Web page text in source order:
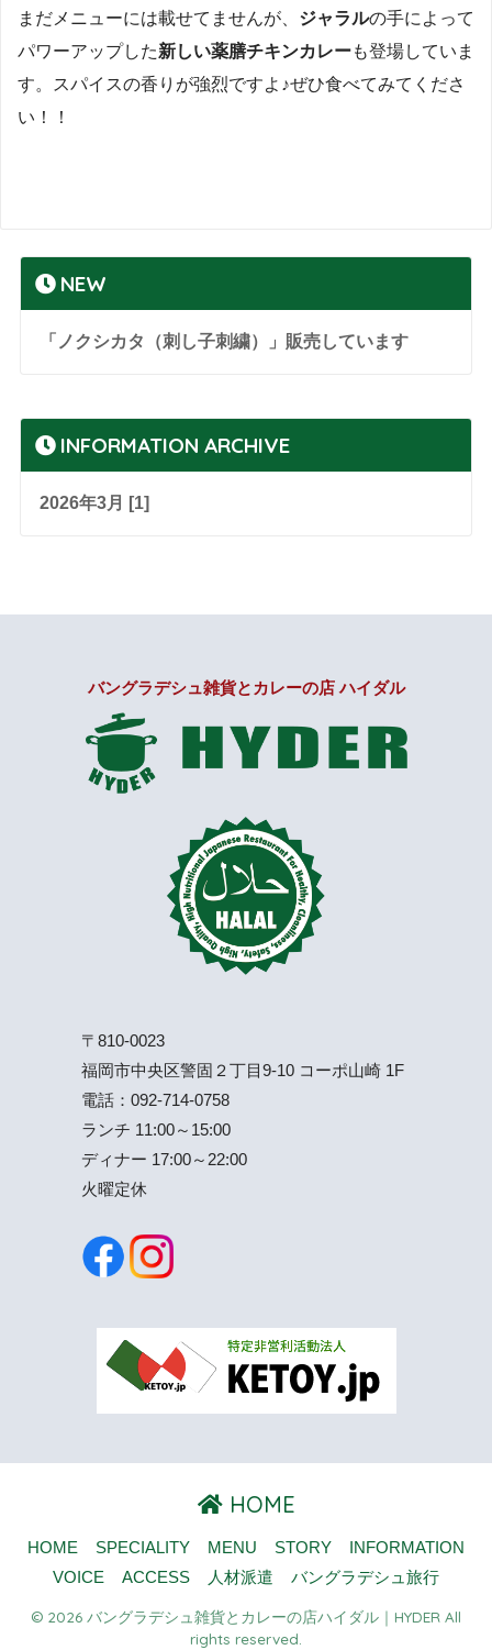
まだメニューには載せてませんが、 ジャラルの手によって
パワーアップした新しい薬膳チキンカレーも登場していま
す。スパイスの香りが強烈ですよ♪ぜひ食べてみてくださ
い！！
NEW
「ノクシカタ（刺し子刺繍）」販売しています
INFORMATION ARCHIVE
2026年3月 [1]
バングラデシュ雑貨とカレーの店 ハイダル
〒810-0023
福岡市中央区警固２丁目9-10 コーポ山崎 1F
電話： 092-714-0758
ランチ 11:00～15:00
ディナー 17:00～22:00
火曜定休
HOME
HOME SPECIALITY MENU STORY
INFORMATION
VOICE
ACCESS 人材派遣 バングラデシュ旅行
© 2026 バングラデシュ雑貨とカレーの店ハイダル｜HYDER All
rights reserved.